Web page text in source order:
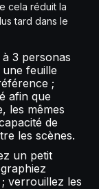
cela réduit la
tard dans le
3 personas
feuille
;
afin que
les mêmes
de
les scènes.
un petit
verrouillez les